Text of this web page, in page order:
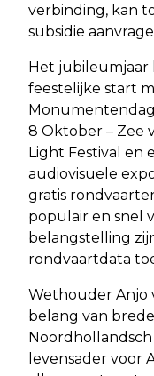
verbinding, kan
subsidie
Het jubileumjaar
feestelijke start
8 Oktober – Zee
Light Festival en
audiovisuele
gratis
populair en snel
belangstelling
rondvaartdata
Wethouder Anjo
belang van
Noordhollandsch
levensader voor